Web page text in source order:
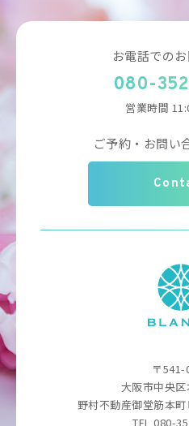
お電話での
080-
営業時間
ご予約・お問い
〒541-
大阪市中央
野村不動産御堂筋本
TEL 080-